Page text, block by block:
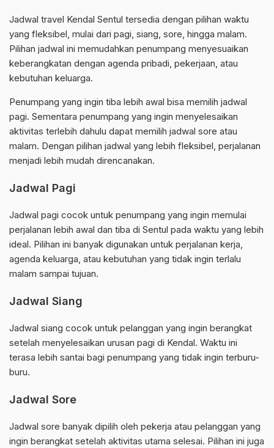
Jadwal travel Kendal Sentul tersedia dengan pilihan waktu
yang fleksibel, mulai dari pagi, siang, sore, hingga malam.
Pilihan jadwal ini memudahkan penumpang menyesuaikan
keberangkatan dengan agenda pribadi, pekerjaan, atau
kebutuhan keluarga.
Penumpang yang ingin tiba lebih awal bisa memilih jadwal
pagi. Sementara penumpang yang ingin menyelesaikan
aktivitas terlebih dahulu dapat memilih jadwal sore atau
malam. Dengan pilihan jadwal yang lebih fleksibel, perjalanan
menjadi lebih mudah direncanakan.
Jadwal Pagi
Jadwal pagi cocok untuk penumpang yang ingin memulai
perjalanan lebih awal dan tiba di Sentul pada waktu yang lebih
ideal. Pilihan ini banyak digunakan untuk perjalanan kerja,
agenda keluarga, atau kebutuhan yang tidak ingin terlalu
malam sampai tujuan.
Jadwal Siang
Jadwal siang cocok untuk pelanggan yang ingin berangkat
setelah menyelesaikan urusan pagi di Kendal. Waktu ini
terasa lebih santai bagi penumpang yang tidak ingin terburu-
buru.
Jadwal Sore
Jadwal sore banyak dipilih oleh pekerja atau pelanggan yang
ingin berangkat setelah aktivitas utama selesai. Pilihan ini juga